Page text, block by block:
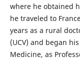
where he obtained
he traveled to
years as a rural
(UCV) and began
Medicine, as